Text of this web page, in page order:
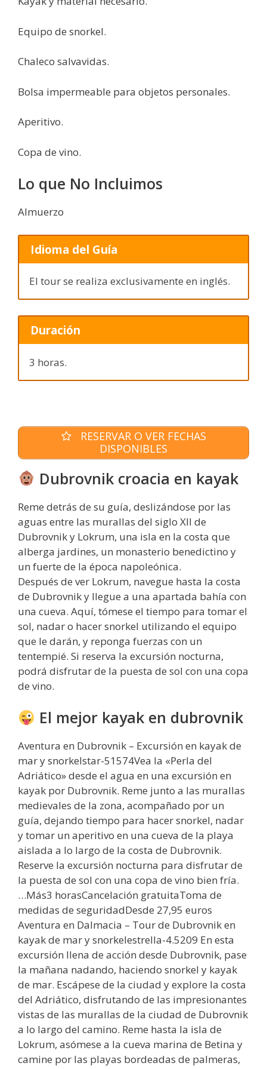
Equipo de snorkel.
Chaleco salvavidas.
Bolsa impermeable para objetos personales.
Aperitivo.
Copa de vino.
Lo que No Incluimos
Almuerzo
Idioma del Guía
El tour se realiza exclusivamente en inglés.
Duración
3 horas.
RESERVAR O VER FECHAS
DISPONIBLES
Dubrovnik croacia en kayak
Reme detrás de su guía, deslizándose por las
aguas entre las murallas del siglo XII de
Dubrovnik y Lokrum, una isla en la costa que
alberga jardines, un monasterio benedictino y
un fuerte de la época napoleónica.
Después de ver Lokrum, navegue hasta la costa
de Dubrovnik y llegue a una apartada bahía con
una cueva. Aquí, tómese el tiempo para tomar el
sol, nadar o hacer snorkel utilizando el equipo
que le darán, y reponga fuerzas con un
tentempié. Si reserva la excursión nocturna,
podrá disfrutar de la puesta de sol con una copa
de vino.
El mejor kayak en dubrovnik
Aventura en Dubrovnik – Excursión en kayak de
mar y snorkelstar-51574Vea la «Perla del
Adriático» desde el agua en una excursión en
kayak por Dubrovnik. Reme junto a las murallas
medievales de la zona, acompañado por un
guía, dejando tiempo para hacer snorkel, nadar
y tomar un aperitivo en una cueva de la playa
aislada a lo largo de la costa de Dubrovnik.
Reserve la excursión nocturna para disfrutar de
la puesta de sol con una copa de vino bien fría.
…Más3 horasCancelación gratuitaToma de
medidas de seguridadDesde 27,95 euros
Aventura en Dalmacia – Tour de Dubrovnik en
kayak de mar y snorkelestrella-4.5209 En esta
excursión llena de acción desde Dubrovnik, pase
la mañana nadando, haciendo snorkel y kayak
de mar. Escápese de la ciudad y explore la costa
del Adriático, disfrutando de las impresionantes
vistas de las murallas de la ciudad de Dubrovnik
a lo largo del camino. Reme hasta la isla de
Lokrum, asómese a la cueva marina de Betina y
camine por las playas bordeadas de palmeras,